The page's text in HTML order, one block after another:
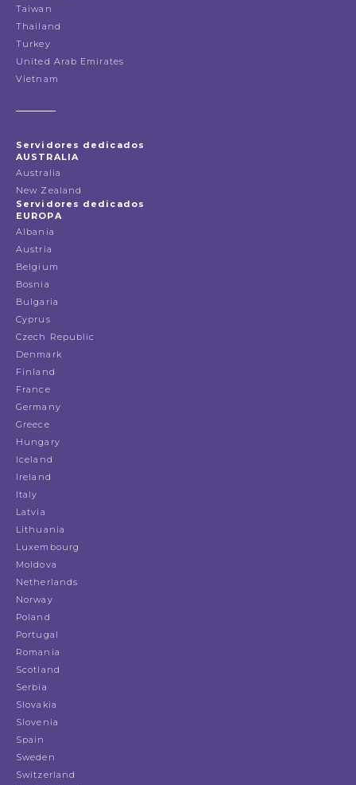
Taiwan
Thailand
Turkey
United Arab Emirates
Vietnam
Servidores dedicados
AUSTRALIA
Australia
New Zealand
Servidores dedicados
EUROPA
Albania
Austria
Belgium
Bosnia
Bulgaria
Cyprus
Czech Republic
Denmark
Finland
France
Germany
Greece
Hungary
Iceland
Ireland
Italy
Latvia
Lithuania
Luxembourg
Moldova
Netherlands
Norway
Poland
Portugal
Romania
Scotland
Serbia
Slovakia
Slovenia
Spain
Sweden
Switzerland